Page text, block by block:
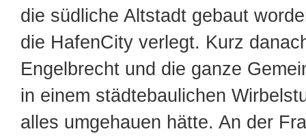
die südliche Altstadt gebaut
die HafenCity verlegt. Kurz
Engelbrecht und die ganze
in einem städtebaulichen
alles umgehauen hätte. An der